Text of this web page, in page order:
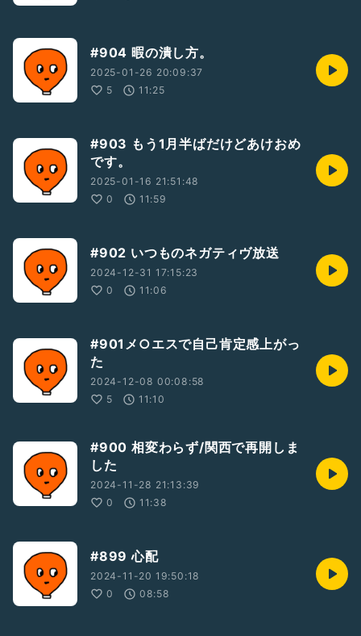
#904 暇の潰し方。
2025-01-26 20:09:37
5
11:25
#903 もう1月半ばだけどあけおめ
です。
2025-01-16 21:51:48
0
11:59
#902 いつものネガティヴ放送
2024-12-31 17:15:23
0
11:06
#901メ○エスで自己肯定感上がっ
た
2024-12-08 00:08:58
5
11:10
#900 相変わらず/関西で再開しま
した
2024-11-28 21:13:39
0
11:38
#899 心配
2024-11-20 19:50:18
0
08:58